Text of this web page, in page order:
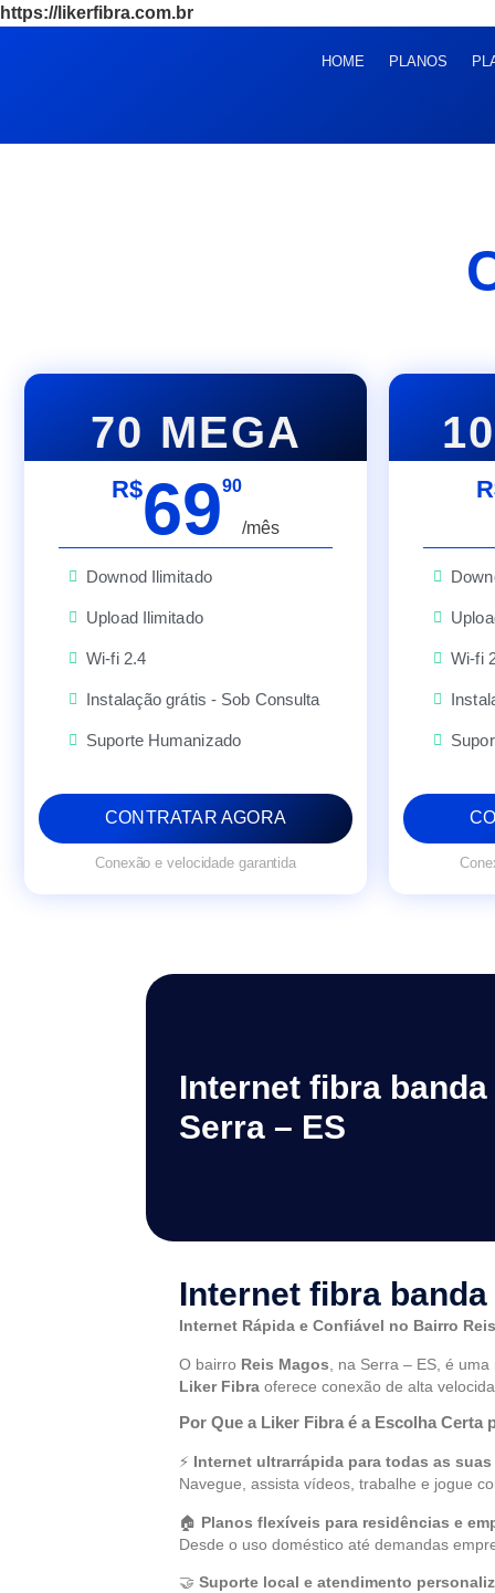
https://likerfibra.com.br
HOME PLANOS
70 MEGA
R$6990
/mês
Downod Ilimitado
Upload Ilimitado
Wi-fi 2.4
Instalação grátis - Sob Consulta
Suporte Humanizado
CONTRATAR AGORA
Conexão e velocidade garantida
Wi-fi
Internet fibra
Serra – ES
Internet fibra
Internet Rápida e Confiável no Bairro
O bairro Reis Magos , na Serra – ES, é
Liker Fibra oferece conexão de alta
Por Que a Liker Fibra é a Escolha Certa
⚡ Internet ultrarrápida para todas as
Navegue, assista vídeos, trabalhe e jogue
🏠 Planos flexíveis para residências e
Desde o uso doméstico até demandas
🤝 Suporte local e atendimento